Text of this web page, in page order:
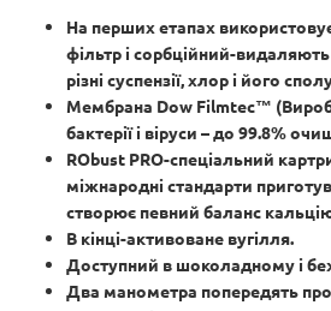
На перших етапах
фільтр і сорбційний-
різні суспензії, хлор і його
Мембрана Dow Filmtec™
бактерії і віруси – до 99.8%
RObust PRO-спеціальний
міжнародні стандарти
створює певний баланс
В кінці-активоване вугілля.
Доступний в шоколадному і
Два манометра попередять про